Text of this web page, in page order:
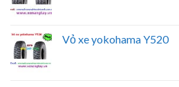
Vỏ xe yokohama Y520